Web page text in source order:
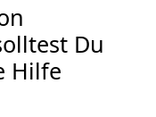
Du
Hilfe